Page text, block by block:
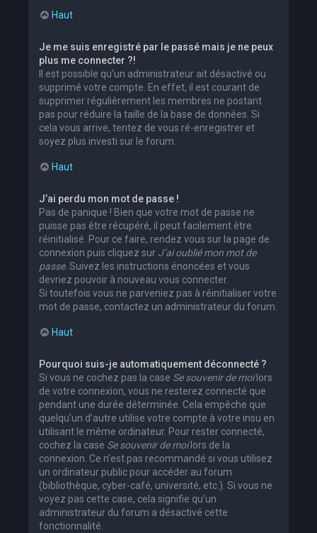
Haut
Je me suis enregistré par le passé mais je ne peux
plus me connecter ?!
Il est possible qu’un administrateur ait désactivé ou
supprimé votre compte. En effet, il est courant de
supprimer régulièrement les membres ne postant
pas pour réduire la taille de la base de données. Si
cela vous arrive, tentez de vous ré-enregistrer et
soyez plus investi sur le forum.
Haut
J’ai perdu mon mot de passe !
Pas de panique ! Bien que votre mot de passe ne
puisse pas être récupéré, il peut facilement être
réinitialisé. Pour ce faire, rendez vous sur la page de
connexion puis cliquez sur J’ai oublié mon mot de
passe. Suivez les instructions énoncées et vous
devriez pouvoir à nouveau vous connecter.
Si toutefois vous ne parveniez pas à réinitialiser votre
mot de passe, contactez un administrateur du forum.
Haut
Pourquoi suis-je automatiquement déconnecté ?
Si vous ne cochez pas la case Se souvenir de moilors
de votre connexion, vous ne resterez connecté que
pendant une durée déterminée. Cela empêche que
quelqu’un d’autre utilise votre compte à votre insu en
utilisant le même ordinateur. Pour rester connecté,
cochez la case Se souvenir de moilors de la
connexion. Ce n’est pas recommandé si vous utilisez
un ordinateur public pour accéder au forum
(bibliothèque, cyber-café, université, etc.). Si vous ne
voyez pas cette case, cela signifie qu’un
administrateur du forum a désactivé cette
fonctionnalité.